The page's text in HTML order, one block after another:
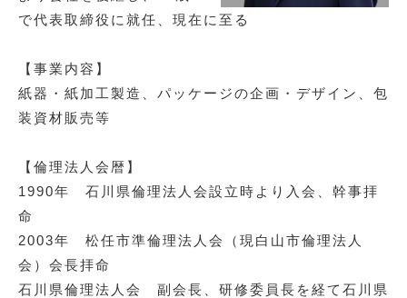
で代表取締役に就任、現在に至る
【事業内容】
紙器・紙加工製造、パッケージの企画・デザイン、包
装資材販売等
【倫理法人会暦】
1990年 石川県倫理法人会設立時より入会、幹事拝
命
2003年 松任市準倫理法人会（現白山市倫理法人
会）会長拝命
石川県倫理法人会 副会長、研修委員長を経て石川県